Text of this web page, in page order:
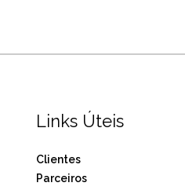
Links Úteis
Clientes
Parceiros